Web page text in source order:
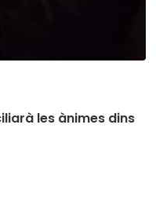
les ànimes dins